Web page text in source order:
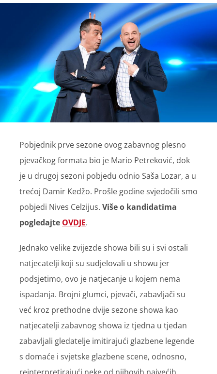
Pobjednik prve sezone ovog zabavnog plesno
pjevačkog formata bio je Mario Petreković, dok
je u drugoj sezoni pobjedu odnio Saša Lozar, a u
trećoj Damir Kedžo. Prošle godine svjedočili smo
pobjedi Nives Celzijus. Više o kandidatima
pogledajte OVDJE.
Jednako velike zvijezde showa bili su i svi ostali
natjecatelji koji su sudjelovali u showu jer
podsjetimo, ovo je natjecanje u kojem nema
ispadanja. Brojni glumci, pjevači, zabavljači su
već kroz prethodne dvije sezone showa kao
natjecatelji zabavnog showa iz tjedna u tjedan
zabavljali gledatelje imitirajući glazbene legende
s domaće i svjetske glazbene scene, odnosno,